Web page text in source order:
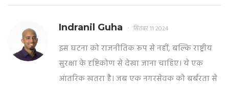
Indranil Guha सितंबर 11 2024
इस घटना को राजनीतिक रूप से नहीं, बल्कि राष्ट्रीय
सुरक्षा के दृष्टिकोण से देखा जाना चाहिए। ये एक
आंतरिक खतरा है। जब एक नगरसेवक को बर्बरता से